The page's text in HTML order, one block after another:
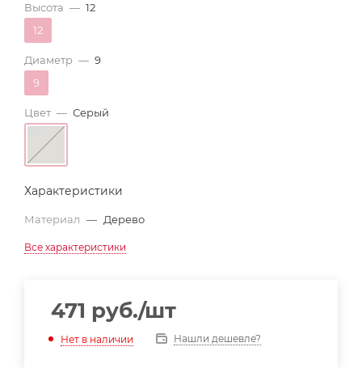
Высота — 12
12
Диаметр — 9
9
Цвет — Серый
Характеристики
Материал — Дерево
Все характеристики
471 руб./шт
Нет в наличии Нашли дешевле?